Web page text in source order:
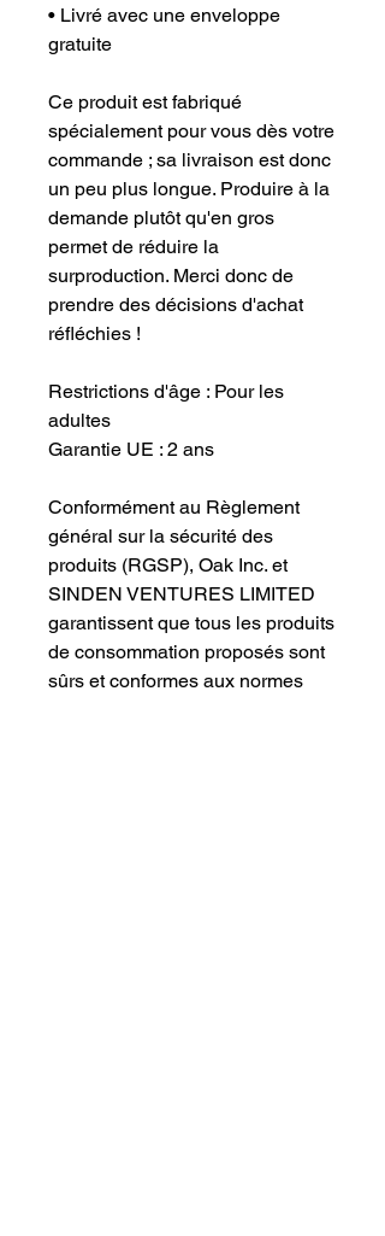
• Livré avec une enveloppe
gratuite
Ce produit est fabriqué
spécialement pour vous dès votre
commande ; sa livraison est donc
un peu plus longue. Produire à la
demande plutôt qu'en gros
permet de réduire la
surproduction. Merci donc de
prendre des décisions d'achat
réfléchies !
Restrictions d'âge : Pour les
adultes
Garantie UE : 2 ans
Conformément au Règlement
général sur la sécurité des
produits (RGSP), Oak Inc. et
SINDEN VENTURES LIMITED
garantissent que tous les produits
de consommation proposés sont
sûrs et conformes aux normes